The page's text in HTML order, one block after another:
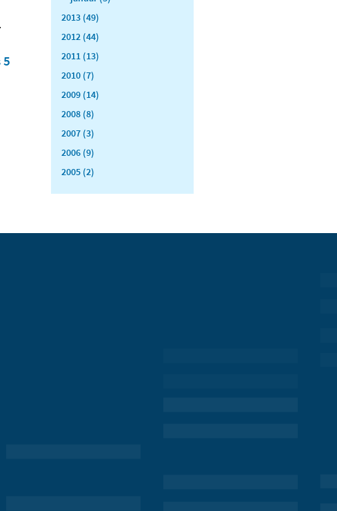
2013 (49)
2012 (44)
2011 (13)
2010 (7)
2009 (14)
2008 (8)
2007 (3)
2006 (9)
2005 (2)